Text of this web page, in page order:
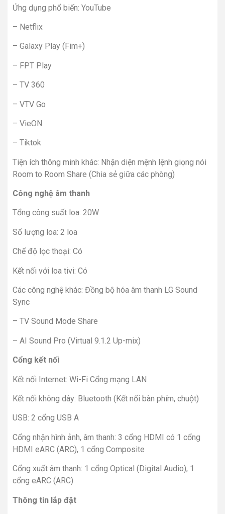
Ứng dụng phổ biến: YouTube
– Netflix
– Galaxy Play (Fim+)
– FPT Play
– TV 360
– VTV Go
– VieON
– Tiktok
Tiện ích thông minh khác: Nhận diện mệnh lệnh giọng nói
Room to Room Share (Chia sẻ giữa các phòng)
Công nghệ âm thanh
Tổng công suất loa: 20W
Số lượng loa: 2 loa
Chế độ lọc thoại: Có
Kết nối với loa tivi: Có
Các công nghệ khác: Đồng bộ hóa âm thanh LG Sound
Sync
– TV Sound Mode Share
– AI Sound Pro (Virtual 9.1.2 Up-mix)
Cổng kết nối
Kết nối Internet: Wi-Fi Cổng mạng LAN
Kết nối không dây: Bluetooth (Kết nối bàn phím, chuột)
USB: 2 cổng USB A
Cổng nhận hình ảnh, âm thanh: 3 cổng HDMI có 1 cổng
HDMI eARC (ARC), 1 cổng Composite
Cổng xuất âm thanh: 1 cổng Optical (Digital Audio), 1
cổng eARC (ARC)
Thông tin lắp đặt